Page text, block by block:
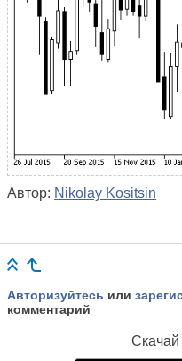
Автор: Nikolay Kositsin
Авторизуйтесь или
комментарий
Скачай